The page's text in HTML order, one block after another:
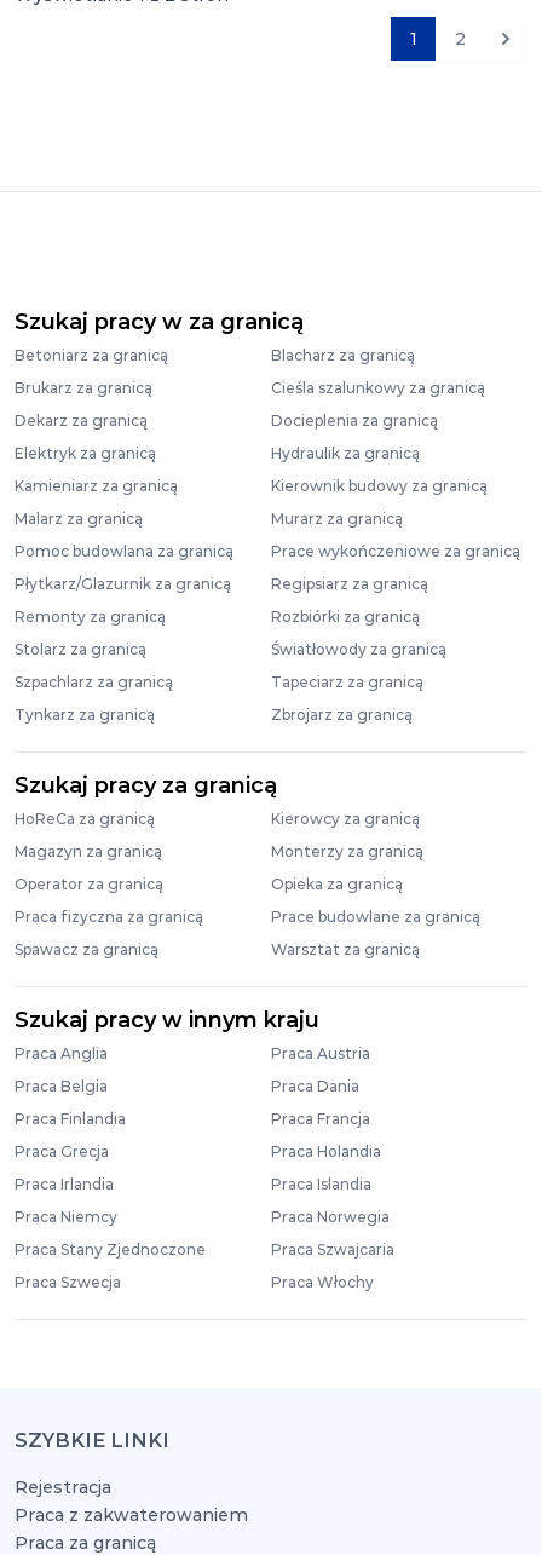
1
2
Szukaj pracy w za granicą
Betoniarz za granicą
Blacharz za granicą
Brukarz za granicą
Cieśla szalunkowy za granicą
Dekarz za granicą
Docieplenia za granicą
Elektryk za granicą
Hydraulik za granicą
Kamieniarz za granicą
Kierownik budowy za granicą
Malarz za granicą
Murarz za granicą
Pomoc budowlana za granicą
Prace wykończeniowe za granicą
Płytkarz/Glazurnik za granicą
Regipsiarz za granicą
Remonty za granicą
Rozbiórki za granicą
Stolarz za granicą
Światłowody za granicą
Szpachlarz za granicą
Tapeciarz za granicą
Tynkarz za granicą
Zbrojarz za granicą
Szukaj pracy za granicą
HoReCa za granicą
Kierowcy za granicą
Magazyn za granicą
Monterzy za granicą
Operator za granicą
Opieka za granicą
Praca fizyczna za granicą
Prace budowlane za granicą
Spawacz za granicą
Warsztat za granicą
Szukaj pracy w innym kraju
Praca Anglia
Praca Austria
Praca Belgia
Praca Dania
Praca Finlandia
Praca Francja
Praca Grecja
Praca Holandia
Praca Irlandia
Praca Islandia
Praca Niemcy
Praca Norwegia
Praca Stany Zjednoczone
Praca Szwajcaria
Praca Szwecja
Praca Włochy
SZYBKIE LINKI
Rejestracja
Praca z zakwaterowaniem
Praca za granicą